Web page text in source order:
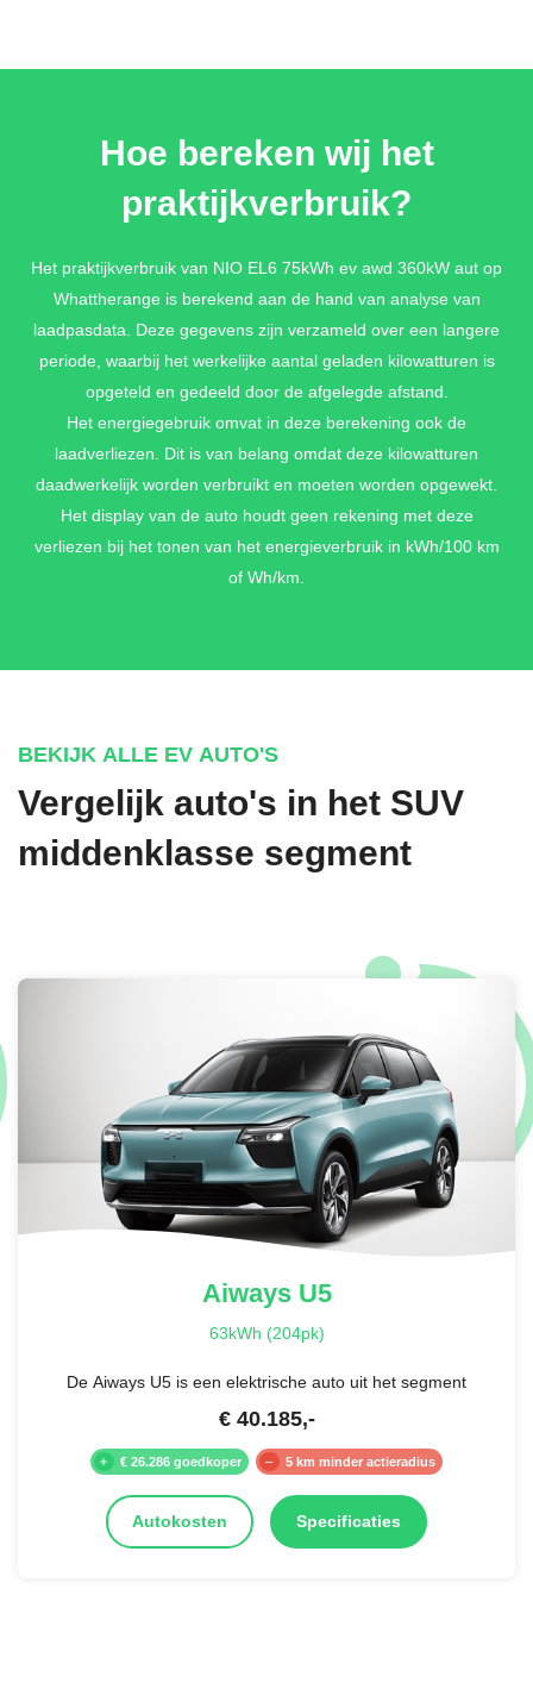
Hoe bereken wij het
praktijkverbruik?
Het praktijkverbruik van NIO EL6 75kWh ev awd 360kW aut op
Whattherange is berekend aan de hand van analyse van
laadpasdata. Deze gegevens zijn verzameld over een langere
periode, waarbij het werkelijke aantal geladen kilowatturen is
opgeteld en gedeeld door de afgelegde afstand.
Het energiegebruik omvat in deze berekening ook de
laadverliezen. Dit is van belang omdat deze kilowatturen
daadwerkelijk worden verbruikt en moeten worden opgewekt.
Het display van de auto houdt geen rekening met deze
verliezen bij het tonen van het energieverbruik in kWh/100 km
of Wh/km.
BEKIJK ALLE EV AUTO'S
Vergelijk auto's in het SUV
middenklasse segment
AiwaysU5
63kWh (204pk)
De Aiways U5 is een elektrische auto uit het segment
€ 40.185,-
€ 26.286 goedkoper 5 km minder actieradius
Autokosten Specificaties